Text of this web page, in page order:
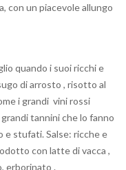
con un piacevole allungo
quando i suoi ricchi e
di arrosto , risotto al
i grandi vini rossi
tannini che lo fanno
e stufati. Salse: ricche e
con latte di vacca ,
erborinato .